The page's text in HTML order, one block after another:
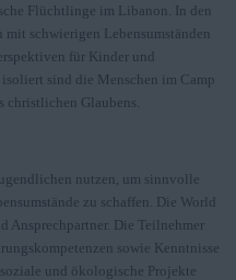
Flüchtlinge im Libanon. In den
schwierigen Lebensumständen
für Kinder und
sind die Menschen im Camp
christlichen Glaubens.
nutzen, um sinnvolle
zu schaffen. Die World
Ansprechpartner. Die Teilnehmer
sowie Kenntnisse
und ökologische Projekte